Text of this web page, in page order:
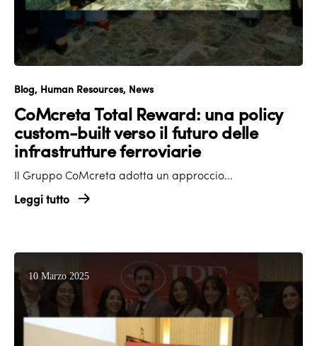
Blog Human Resources News
CoMcreta Total Reward: una policy
custom-built verso il futuro delle
infrastrutture ferroviarie
Il Gruppo CoMcreta adotta un approccio...
Leggi tutto
10 Marzo 2025